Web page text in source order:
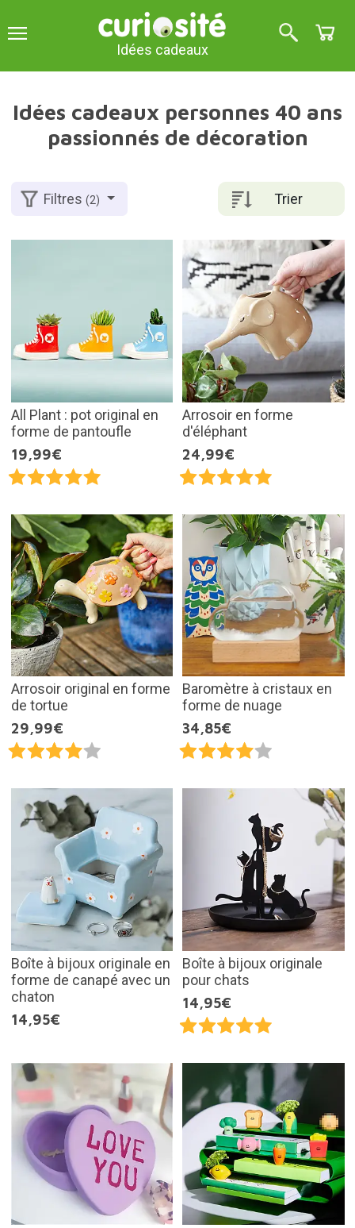
Idées cadeaux
Idées cadeaux personnes 40 ans
passionnés de décoration
Trier
Filtres(2)
All Plant : pot original en
forme de pantoufle
19,99€
Arrosoir en forme
d'éléphant
24,99€
Arrosoir original en forme
de tortue
29,99€
Baromètre à cristaux en
forme de nuage
34,85€
Boîte à bijoux originale en
forme de canapé avec un
chaton
14,95€
Boîte à bijoux originale
pour chats
14,95€